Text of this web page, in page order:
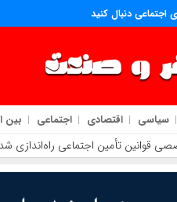
اجتماعی دنبال کنید
سیاسی اقتصادی اجتماعی بین
قوانین تأمین اجتماعی راه‌اندازی شد